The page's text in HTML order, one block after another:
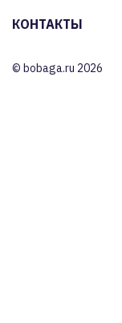
КОНТАКТЫ
© bobaga.ru 2026